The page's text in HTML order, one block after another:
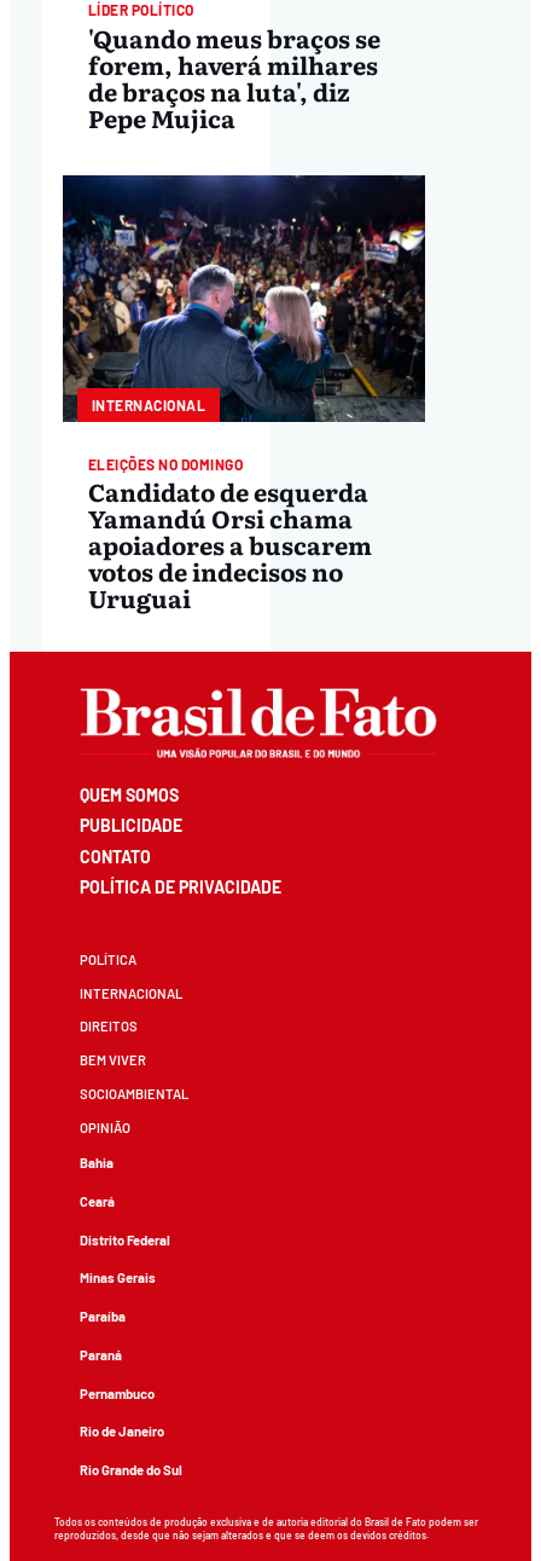
LÍDER POLÍTICO
'Quando meus braços se
forem, haverá milhares
de braços na luta', diz
Pepe Mujica
INTERNACIONAL
ELEIÇÕES NO DOMINGO
Candidato de esquerda
Yamandú Orsi chama
apoiadores a buscarem
votos de indecisos no
Uruguai
QUEM SOMOS
PUBLICIDADE
CONTATO
POLÍTICA DE PRIVACIDADE
POLÍTICA
INTERNACIONAL
DIREITOS
BEM VIVER
SOCIOAMBIENTAL
OPINIÃO
Bahia
Ceará
Distrito Federal
Minas Gerais
Paraíba
Paraná
Pernambuco
Rio de Janeiro
Rio Grande do Sul
Todos os conteúdos de produção exclusiva e de autoria editorial do Brasil de Fato podem ser
reproduzidos, desde que não sejam alterados e que se deem os devidos créditos.